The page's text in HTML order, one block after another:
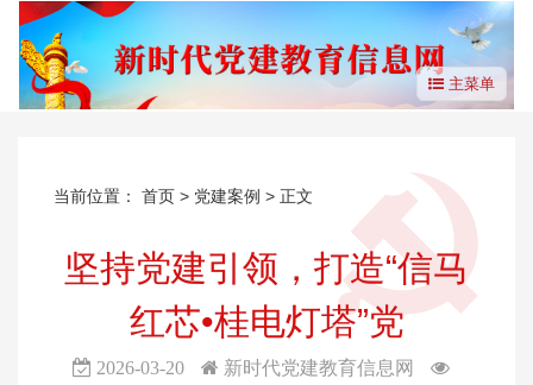
主菜单
当前位置： 首页 > 党建案例 > 正文
坚持党建引领，打造“信马
红芯•桂电灯塔”党
2026-03-20 新时代党建教育信息网